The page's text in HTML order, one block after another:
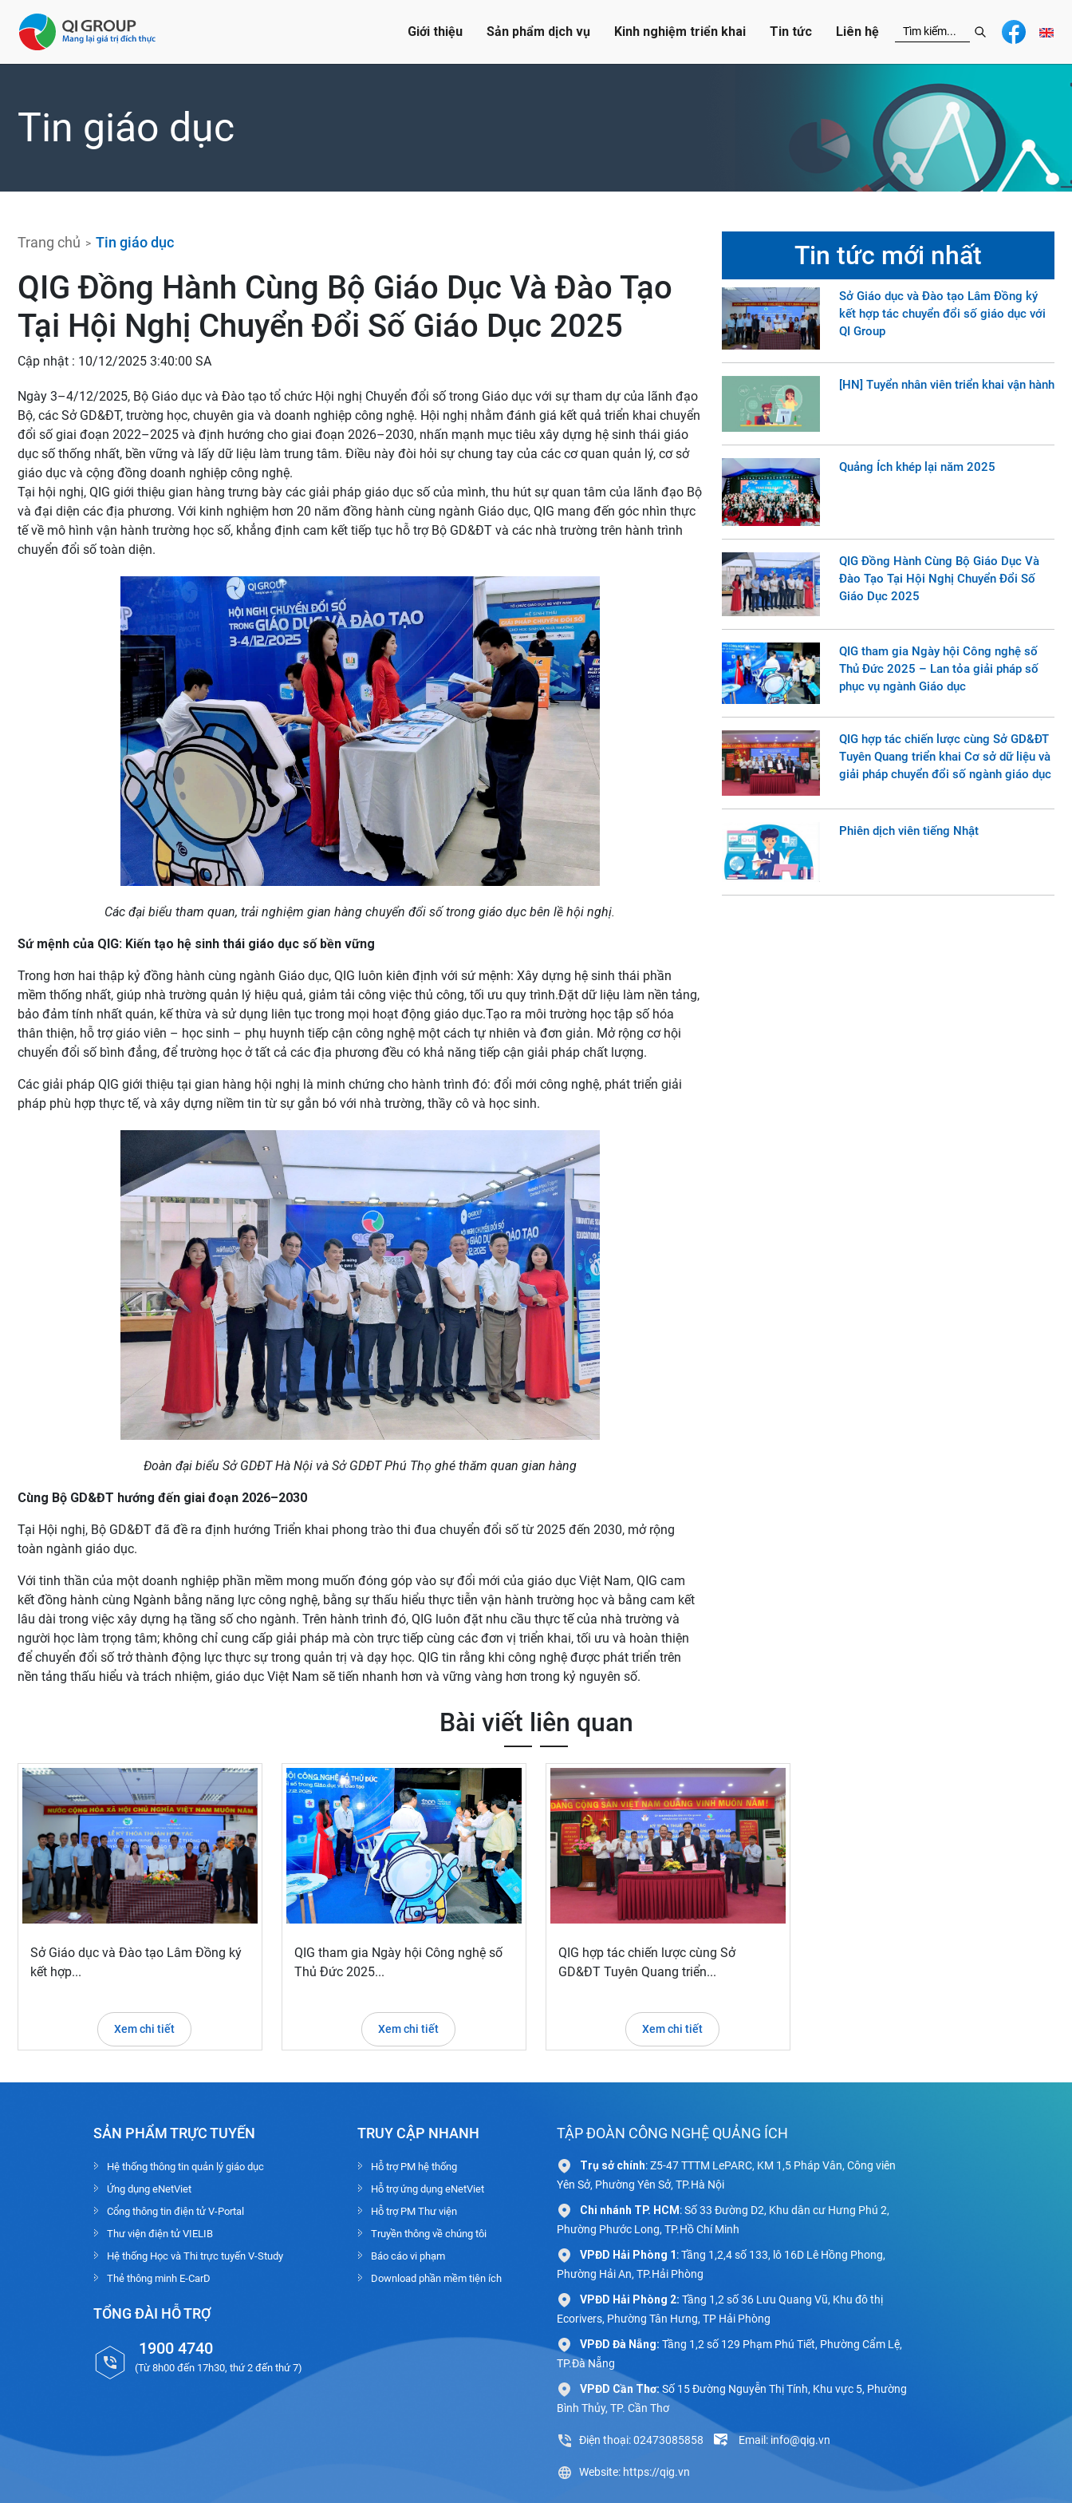
Giới thiệu Sản phẩm dịch vụ Kinh nghiệm triển khai Tin tức Liên hệ
Tin giáo dục
Trang chủ Tin giáo dục
QIG Đồng Hành Cùng Bộ Giáo Dục Và Đào Tạo
Tại Hội Nghị Chuyển Đổi Số Giáo Dục 2025
Cập nhật : 10/12/2025 3:40:00 SA
Ngày 3–4/12/2025, Bộ Giáo dục và Đào tạo tổ chức Hội nghị Chuyển đổi số trong Giáo dục với sự tham dự của lãnh đạo
Bộ, các Sở GD&ĐT, trường học, chuyên gia và doanh nghiệp công nghệ. Hội nghị nhằm đánh giá kết quả triển khai chuyển
đổi số giai đoạn 2022–2025 và định hướng cho giai đoạn 2026–2030, nhấn mạnh mục tiêu xây dựng hệ sinh thái giáo
dục số thống nhất, bền vững và lấy dữ liệu làm trung tâm. Điều này đòi hỏi sự chung tay của các cơ quan quản lý, cơ sở
giáo dục và cộng đồng doanh nghiệp công nghệ.
Tại hội nghị, QIG giới thiệu gian hàng trưng bày các giải pháp giáo dục số của mình, thu hút sự quan tâm của lãnh đạo Bộ
và đại diện các địa phương. Với kinh nghiệm hơn 20 năm đồng hành cùng ngành Giáo dục, QIG mang đến góc nhìn thực
tế về mô hình vận hành trường học số, khẳng định cam kết tiếp tục hỗ trợ Bộ GD&ĐT và các nhà trường trên hành trình
chuyển đổi số toàn diện.
Các đại biểu tham quan, trải nghiệm gian hàng chuyển đổi số trong giáo dục bên lề hội nghị.
Sứ mệnh của QIG: Kiến tạo hệ sinh thái giáo dục số bền vững
Trong hơn hai thập kỷ đồng hành cùng ngành Giáo dục, QIG luôn kiên định với sứ mệnh: Xây dựng hệ sinh thái phần
mềm thống nhất, giúp nhà trường quản lý hiệu quả, giảm tải công việc thủ công, tối ưu quy trình.Đặt dữ liệu làm nền tảng,
bảo đảm tính nhất quán, kế thừa và sử dụng liên tục trong mọi hoạt động giáo dục.Tạo ra môi trường học tập số hóa
thân thiện, hỗ trợ giáo viên – học sinh – phụ huynh tiếp cận công nghệ một cách tự nhiên và đơn giản. Mở rộng cơ hội
chuyển đổi số bình đẳng, để trường học ở tất cả các địa phương đều có khả năng tiếp cận giải pháp chất lượng.
Các giải pháp QIG giới thiệu tại gian hàng hội nghị là minh chứng cho hành trình đó: đổi mới công nghệ, phát triển giải
pháp phù hợp thực tế, và xây dựng niềm tin từ sự gắn bó với nhà trường, thầy cô và học sinh.
Đoàn đại biểu Sở GDĐT Hà Nội và Sở GDĐT Phú Thọ ghé thăm quan gian hàng
Cùng Bộ GD&ĐT hướng đến giai đoạn 2026–2030
Tại Hội nghị, Bộ GD&ĐT đã đề ra định hướng Triển khai phong trào thi đua chuyển đổi số từ 2025 đến 2030, mở rộng
toàn ngành giáo dục.
Với tinh thần của một doanh nghiệp phần mềm mong muốn đóng góp vào sự đổi mới của giáo dục Việt Nam, QIG cam
kết đồng hành cùng Ngành bằng năng lực công nghệ, bằng sự thấu hiểu thực tiễn vận hành trường học và bằng cam kết
lâu dài trong việc xây dựng hạ tầng số cho ngành. Trên hành trình đó, QIG luôn đặt nhu cầu thực tế của nhà trường và
người học làm trọng tâm; không chỉ cung cấp giải pháp mà còn trực tiếp cùng các đơn vị triển khai, tối ưu và hoàn thiện
để chuyển đổi số trở thành động lực thực sự trong quản trị và dạy học. QIG tin rằng khi công nghệ được phát triển trên
nền tảng thấu hiểu và trách nhiệm, giáo dục Việt Nam sẽ tiến nhanh hơn và vững vàng hơn trong kỷ nguyên số.
Tin tức mới nhất
Sở Giáo dục và Đào tạo Lâm Đồng ký
kết hợp tác chuyển đổi số giáo dục với
QI Group
[HN] Tuyển nhân viên triển khai vận hành
Quảng Ích khép lại năm 2025
QIG Đồng Hành Cùng Bộ Giáo Dục Và
Đào Tạo Tại Hội Nghị Chuyển Đổi Số
Giáo Dục 2025
QIG tham gia Ngày hội Công nghệ số
Thủ Đức 2025 – Lan tỏa giải pháp số
phục vụ ngành Giáo dục
QIG hợp tác chiến lược cùng Sở GD&ĐT
Tuyên Quang triển khai Cơ sở dữ liệu và
giải pháp chuyển đổi số ngành giáo dục
Phiên dịch viên tiếng Nhật
Bài viết liên quan
Sở Giáo dục và Đào tạo Lâm Đồng ký
kết hợp...
Xem chi tiết
QIG tham gia Ngày hội Công nghệ số
Thủ Đức 2025...
Xem chi tiết
QIG hợp tác chiến lược cùng Sở
GD&ĐT Tuyên Quang triển...
Xem chi tiết
SẢN PHẨM TRỰC TUYẾN
Hệ thống thông tin quản lý giáo dục
Ứng dụng eNetViet
Cổng thông tin điện tử V-Portal
Thư viện điện tử VIELIB
Hệ thống Học và Thi trực tuyến V-Study
Thẻ thông minh E-CarD
TỔNG ĐÀI HỖ TRỢ
1900 4740
(Từ 8h00 đến 17h30, thứ 2 đến thứ 7)
TRUY CẬP NHANH
Hỗ trợ PM hệ thống
Hỗ trợ ứng dụng eNetViet
Hỗ trợ PM Thư viện
Truyền thông về chúng tôi
Báo cáo vi phạm
Download phần mềm tiện ích
TẬP ĐOÀN CÔNG NGHỆ QUẢNG ÍCH
Trụ sở chính: Z5-47 TTTM LePARC, KM 1,5 Pháp Vân, Công viên
Yên Sở, Phường Yên Sở, TP.Hà Nội
Chi nhánh TP. HCM : Số 33 Đường D2, Khu dân cư Hưng Phú 2,
Phường Phước Long, TP.Hồ Chí Minh
VPĐD Hải Phòng 1: Tầng 1,2,4 số 133, lô 16D Lê Hồng Phong,
Phường Hải An, TP.Hải Phòng
VPĐD Hải Phòng 2: Tầng 1,2 số 36 Lưu Quang Vũ, Khu đô thị
Ecorivers, Phường Tân Hưng, TP Hải Phòng
VPĐD Đà Nẵng: Tầng 1,2 số 129 Phạm Phú Tiết, Phường Cẩm Lệ,
TP.Đà Nẵng
VPĐD Cần Thơ: Số 15 Đường Nguyễn Thị Tính, Khu vực 5, Phường
Bình Thủy, TP. Cần Thơ
Điện thoại: 02473085858 Email: info@qig.vn
Website: https://qig.vn